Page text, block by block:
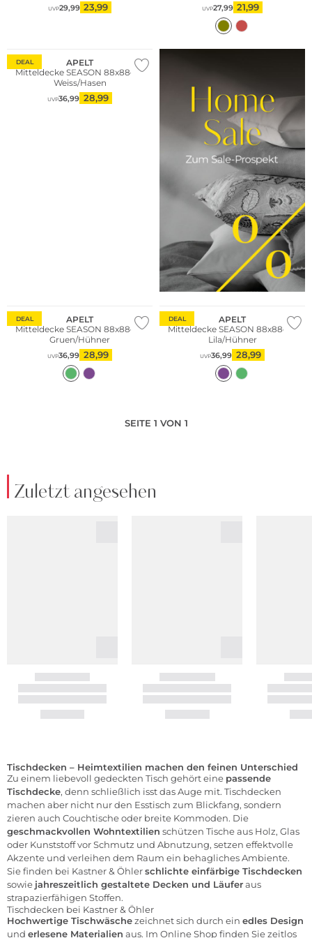
UVP29,99 23,99 UVP27,99 21,99
DEAL
APELT
Mitteldecke SEASON 88x88cm
Weiss/Hasen
UVP36,99 28,99
DEAL
APELT
Mitteldecke SEASON 88x88cm
Gruen/Hühner
UVP36,99 28,99
DEAL
APELT
Mitteldecke SEASON 88x88cm
Lila/Hühner
UVP36,99 28,99
SEITE 1 VON 1
Zuletzt angesehen
Tischdecken – Heimtextilien machen den feinen Unterschied
Zu einem liebevoll gedeckten Tisch gehört eine passende
Tischdecke, denn schließlich isst das Auge mit. Tischdecken
machen aber nicht nur den Esstisch zum Blickfang, sondern
zieren auch Couchtische oder breite Kommoden. Die
geschmackvollen Wohntextilien schützen Tische aus Holz, Glas
oder Kunststoff vor Schmutz und Abnutzung, setzen effektvolle
Akzente und verleihen dem Raum ein behagliches Ambiente.
Sie finden bei Kastner & Öhlerschlichte einfärbige Tischdecken
sowie jahreszeitlich gestaltete Decken und Läuferaus
strapazierfähigen Stoffen.
Tischdecken bei Kastner & Öhler
Hochwertige Tischwäschezeichnet sich durch ein edles Design
und erlesene Materialien aus. Im Online Shop finden Sie zeitlos